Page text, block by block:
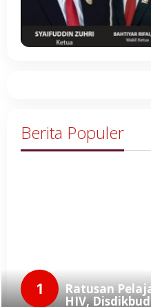
Berita Populer
1 Ratusan
HIV,